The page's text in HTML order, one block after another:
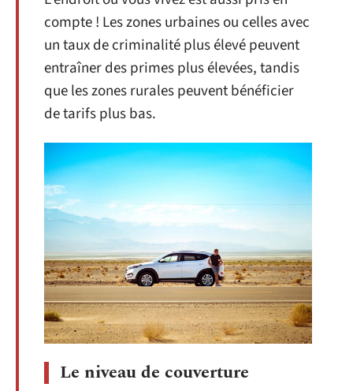
compte ! Les zones urbaines ou celles avec
un taux de criminalité plus élevé peuvent
entraîner des primes plus élevées, tandis
que les zones rurales peuvent bénéficier
de tarifs plus bas.
Le niveau de couverture